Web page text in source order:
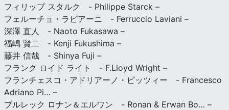
フィリップ スタルク - Philippe Starck –
フェルーチョ・ラビアーニ - Ferruccio Laviani –
深澤 直人 - Naoto Fukasawa –
福嶋 賢二 - Kenji Fukushima –
藤井 信哉 - Shinya Fuji –
フランク ロイド ライト - F.Lloyd Wright –
フランチェスコ・アドリアーノ・ピッツィー - Francesco
Adriano Pi… –
ブルレック ロナン＆エルワン - Ronan & Erwan Bo… –